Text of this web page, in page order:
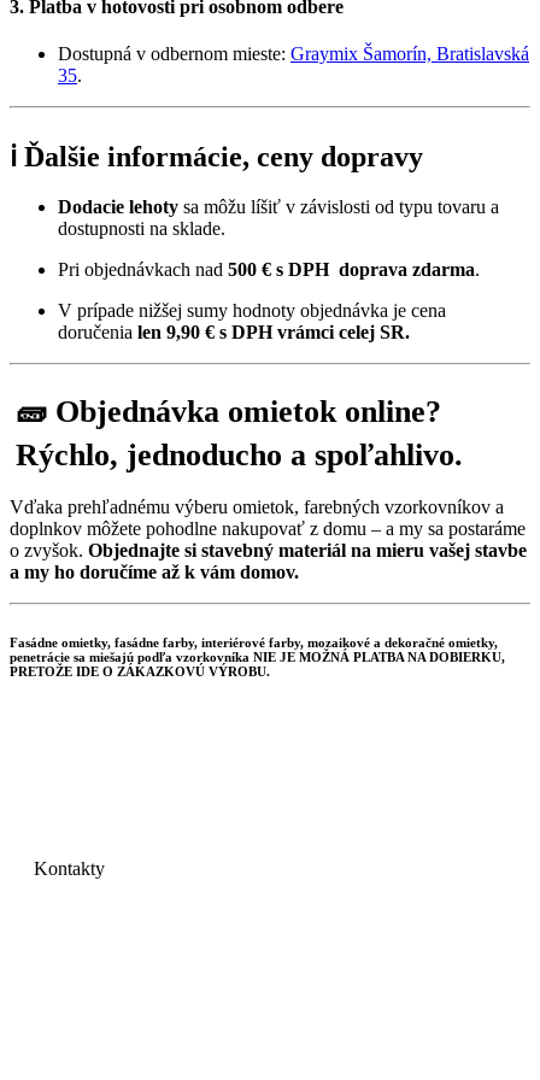
3. Platba v hotovosti pri osobnom odbere
Dostupná v odbernom mieste: Graymix Šamorín, Bratislavská
35.
ℹ️ Ďalšie informácie, ceny dopravy
Dodacie lehoty sa môžu líšiť v závislosti od typu tovaru a
dostupnosti na sklade.
Pri objednávkach nad 500 € s DPH doprava zdarma.
V prípade nižšej sumy hodnoty objednávka je cena
doručenia len 9,90 € s DPH vrámci celej SR.
🧱 Objednávka omietok online?
Rýchlo, jednoducho a spoľahlivo.
Vďaka prehľadnému výberu omietok, farebných vzorkovníkov a
doplnkov môžete pohodlne nakupovať z domu – a my sa postaráme
o zvyšok. Objednajte si stavebný materiál na mieru vašej stavbe
a my ho doručíme až k vám domov.
Fasádne omietky, fasádne farby, interiérové farby, mozaikové a dekoračné omietky,
penetrácie sa miešajú podľa vzorkovníka NIE JE MOŽNÁ PLATBA NA DOBIERKU,
PRETOŽE IDE O ZÁKAZKOVÚ VÝROBU.
Kontakty